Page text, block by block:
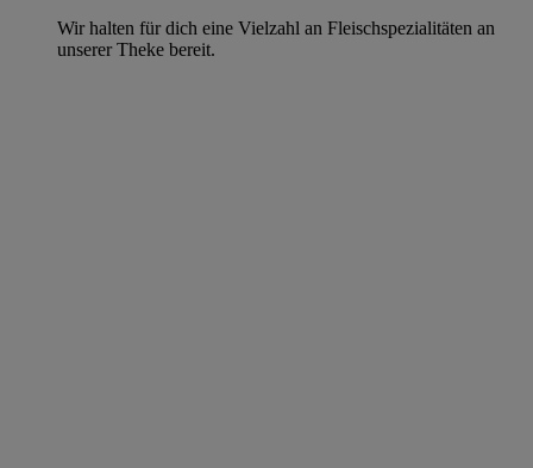
Wir halten für dich eine Vielzahl an Fleischspezialitäten an
unserer Theke bereit.